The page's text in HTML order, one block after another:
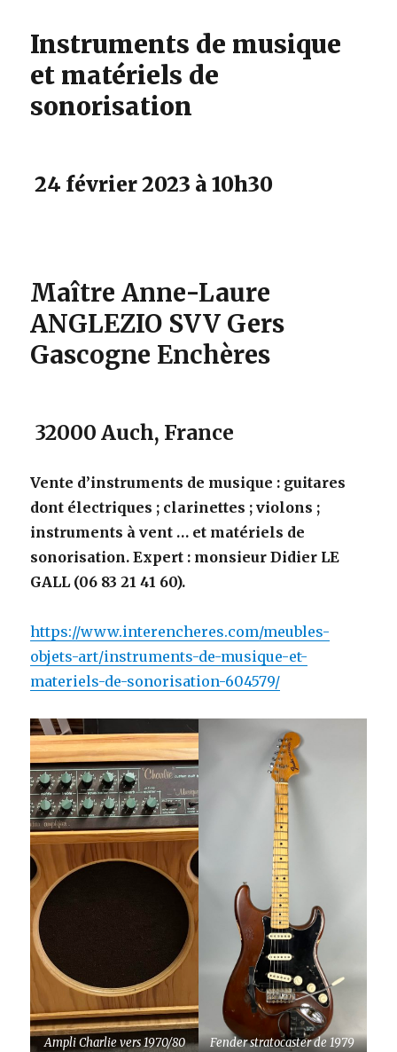
Instruments de musique
et matériels de
sonorisation
24 février 2023 à 10h30
Maître Anne-Laure
ANGLEZIO SVV Gers
Gascogne Enchères
32000 Auch, France
Vente d’instruments de musique : guitares
dont électriques ; clarinettes ; violons ;
instruments à vent … et matériels de
sonorisation. Expert : monsieur Didier LE
GALL (06 83 21 41 60).
https://www.interencheres.com/meubles-
objets-art/instruments-de-musique-et-
materiels-de-sonorisation-604579/
Ampli Charlie vers 1970/80 Fender stratocaster de 1979